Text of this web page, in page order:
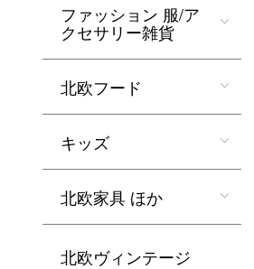
ファッション 服/ア
クセサリー雑貨
北欧フード
キッズ
北欧家具 ほか
北欧ヴィンテージ